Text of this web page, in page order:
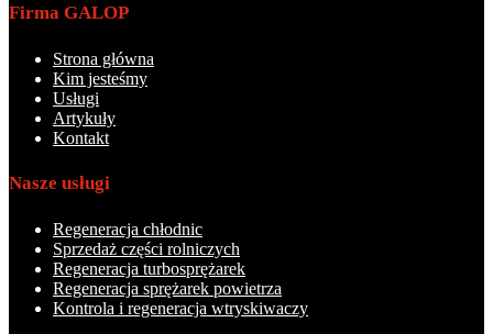
Firma GALOP
Strona główna
Kim jesteśmy
Usługi
Artykuły
Kontakt
Nasze usługi
Regeneracja chłodnic
Sprzedaż części rolniczych
Regeneracja turbosprężarek
Regeneracja sprężarek powietrza
Kontrola i regeneracja wtryskiwaczy